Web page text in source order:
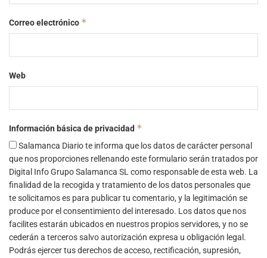
Correo electrónico *
Web
Información básica de privacidad *
Salamanca Diario te informa que los datos de carácter personal
que nos proporciones rellenando este formulario serán tratados por
Digital Info Grupo Salamanca SL como responsable de esta web. La
finalidad de la recogida y tratamiento de los datos personales que
te solicitamos es para publicar tu comentario, y la legitimación se
produce por el consentimiento del interesado. Los datos que nos
facilites estarán ubicados en nuestros propios servidores, y no se
cederán a terceros salvo autorización expresa u obligación legal.
Podrás ejercer tus derechos de acceso, rectificación, supresión,